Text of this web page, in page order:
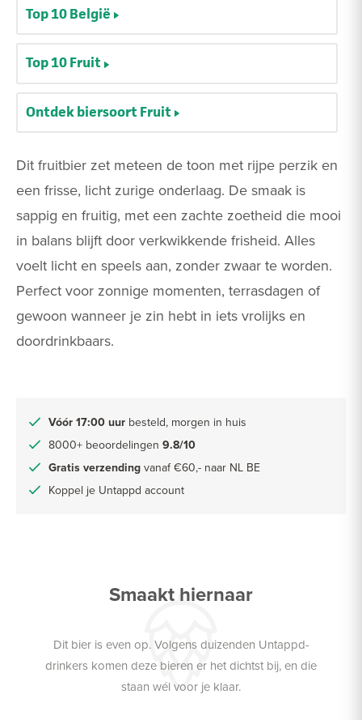
Dit fruitbier zet meteen de toon met rijpe perzik en
een frisse, licht zurige onderlaag. De smaak is
sappig en fruitig, met een zachte zoetheid die mooi
in balans blijft door verkwikkende frisheid. Alles
voelt licht en speels aan, zonder zwaar te worden.
Perfect voor zonnige momenten, terrasdagen of
gewoon wanneer je zin hebt in iets vrolijks en
doordrinkbaars.
Vóór 17:00 uur besteld, morgen in huis
8000+ beoordelingen 9.8/10
Gratis verzending vanaf €60,- naar NL BE
Koppel je Untappd account
Top 10 België
Top 10 Fruit
Ontdek biersoort Fruit
Smaakt hiernaar
Dit bier is even op. Volgens duizenden Untappd-
drinkers komen deze bieren er het dichtst bij, en die
staan wél voor je klaar.